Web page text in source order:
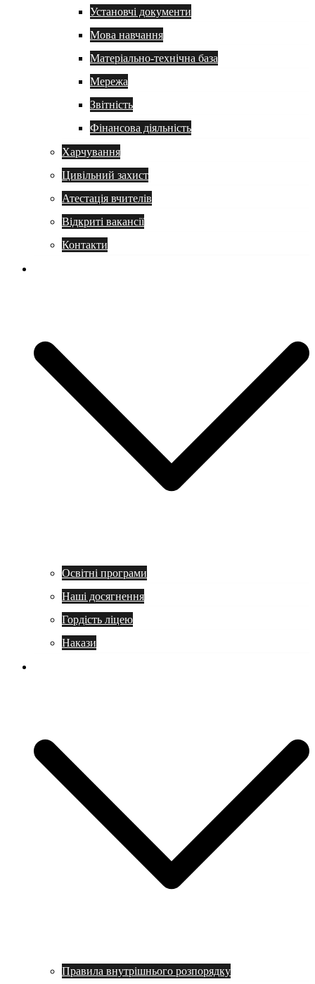
Установчі документи
Мова навчання
Матеріально-технічна база
Мережа
Звітність
Фінансова діяльність
Харчування
Цивільний захист
Атестація вчителів
Відкриті вакансії
Контакти
Освітні програми
Наші досягнення
Гордість ліцею
Накази
Правила внутрішнього розпорядку